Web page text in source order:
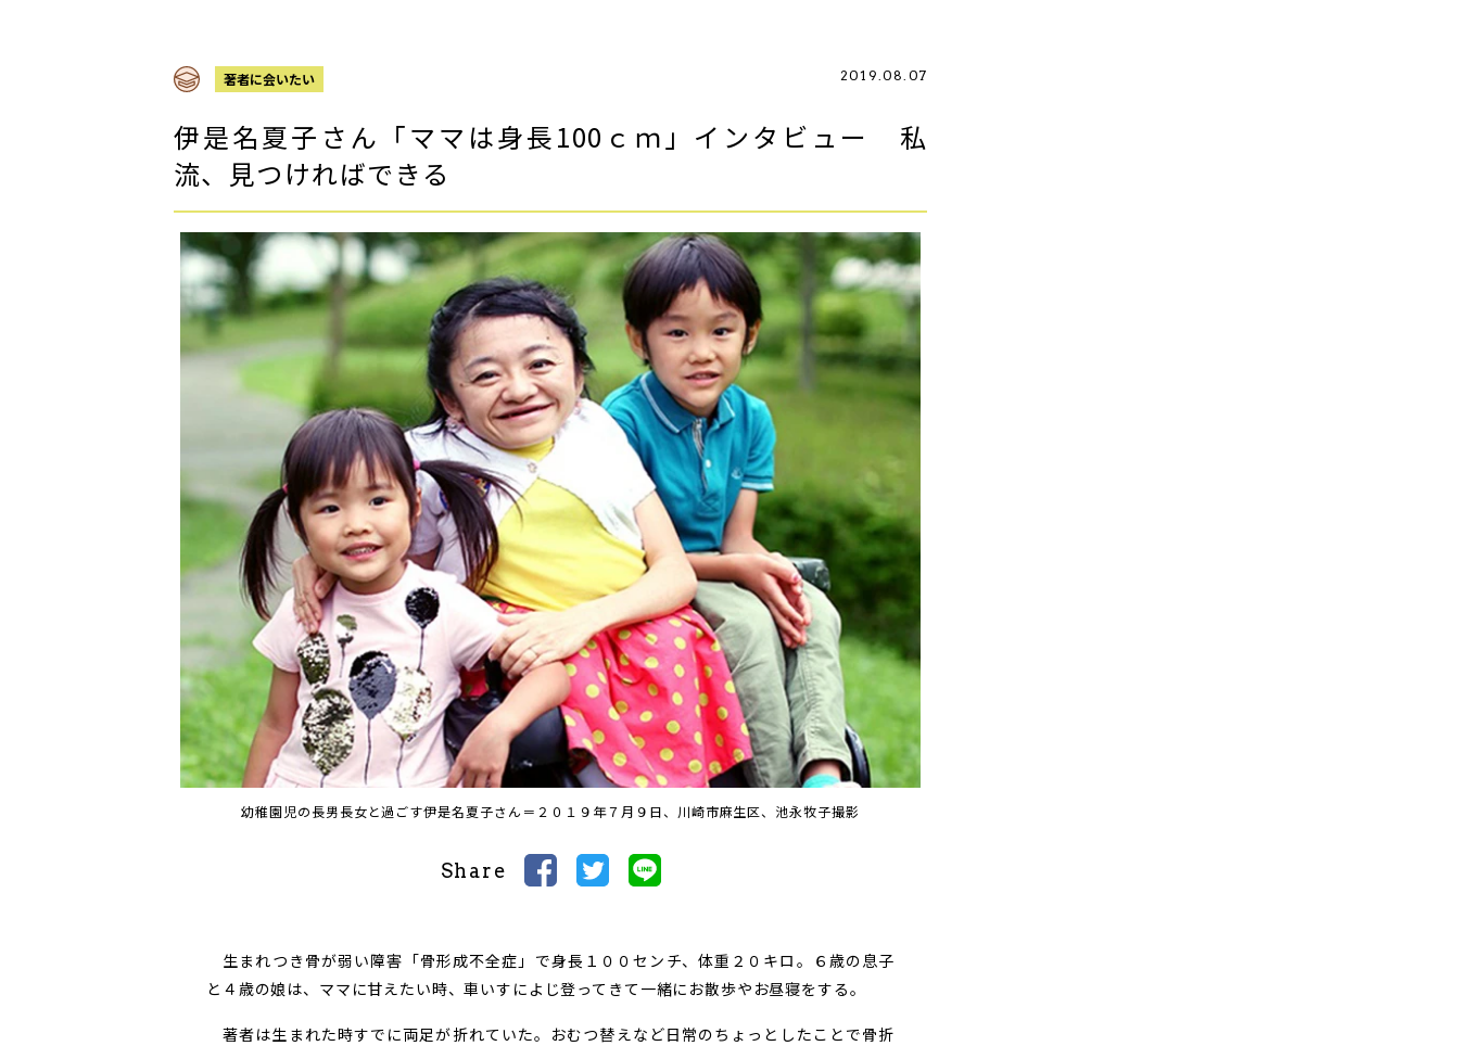
著者に会いたい 2019.08.07
伊是名夏子さん「ママは身長100ｃｍ」インタビュー 私
流、見つければできる
幼稚園児の長男長女と過ごす伊是名夏子さん＝２０１９年７月９日、川崎市麻生区、池永牧子撮影
Share
生まれつき骨が弱い障害「骨形成不全症」で身長１００センチ、体重２０キロ。６歳の息子
と４歳の娘は、ママに甘えたい時、車いすによじ登ってきて一緒にお散歩やお昼寝をする。
著者は生まれた時すでに両足が折れていた。おむつ替えなど日常のちょっとしたことで骨折